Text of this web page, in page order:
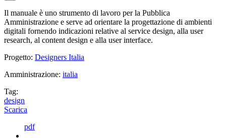
Il manuale è uno strumento di lavoro per la Pubblica
Amministrazione e serve ad orientare la progettazione di ambienti
digitali fornendo indicazioni relative al service design, alla user
research, al content design e alla user interface.
Progetto: Designers Italia
Amministrazione: italia
Tag:
design
Scarica
pdf